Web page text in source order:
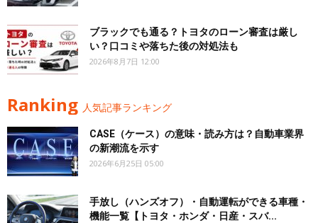
ブラックでも通る？トヨタのローン審査は厳し
い？口コミや落ちた後の対処法も
2026年8月7日 12:00
Ranking 人気記事ランキング
CASE（ケース）の意味・読み方は？自動車業界
の新潮流を示す
2026年6月25日 05:00
手放し（ハンズオフ）・自動運転ができる車種・
機能一覧【トヨタ・ホンダ・日産・スバ...